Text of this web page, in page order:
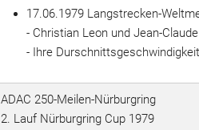
17.06.1979 Langstrecken-
- Christian Leon und Jean-
- Ihre
ADAC 250-Meilen-Nürburgring
2. Lauf Nürburgring Cup 1979